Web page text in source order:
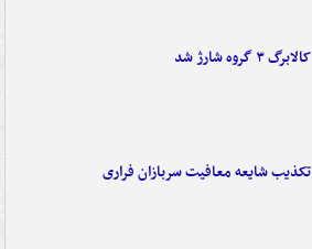
کالابرگ ۳ گروه شارژ شد
تکذیب شایعه معافیت سربازان فراری